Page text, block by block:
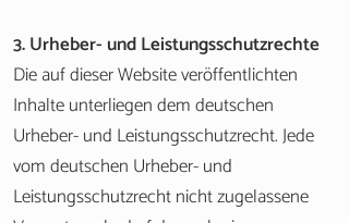
3. Urheber- und Leistungsschutzrechte
Die auf dieser Website veröffentlichten
Inhalte unterliegen dem deutschen
Urheber- und Leistungsschutzrecht. Jede
vom deutschen Urheber- und
Leistungsschutzrecht nicht zugelassene